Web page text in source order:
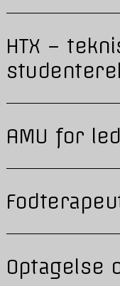
HTX –
AMU for
Optagelse